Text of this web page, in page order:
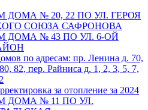
ДОМА № 20, 22 ПО УЛ. ГЕРОЯ
СОЮЗА САФРОНОВА
ДОМА № 43 ПО УЛ. 6-ОЙ
по адресам: пр. Ленина д. 70,
82, пер. Райниса д. 1, 2, 3, 5, 7,
за отопление за 2024
ДОМА № 11 ПО УЛ.